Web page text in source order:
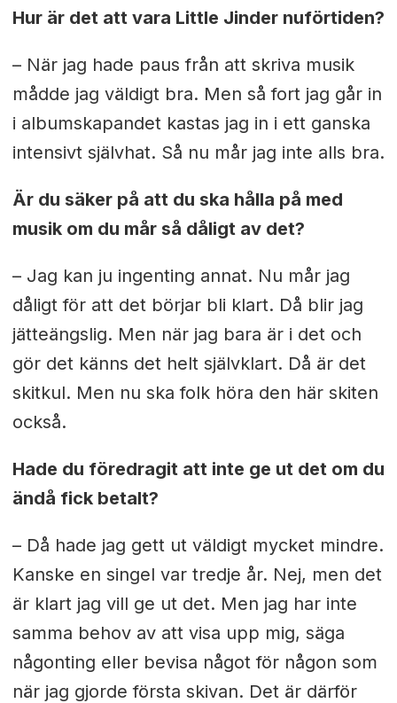
Hur är det att vara Little Jinder nuförtiden?
– När jag hade paus från att skriva musik
mådde jag väldigt bra. Men så fort jag går in
i albumskapandet kastas jag in i ett ganska
intensivt självhat. Så nu mår jag inte alls bra.
Är du säker på att du ska hålla på med
musik om du mår så dåligt av det?
– Jag kan ju ingenting annat. Nu mår jag
dåligt för att det börjar bli klart. Då blir jag
jätteängslig. Men när jag bara är i det och
gör det känns det helt självklart. Då är det
skitkul. Men nu ska folk höra den här skiten
också.
Hade du föredragit att inte ge ut det om du
ändå fick betalt?
– Då hade jag gett ut väldigt mycket mindre.
Kanske en singel var tredje år. Nej, men det
är klart jag vill ge ut det. Men jag har inte
samma behov av att visa upp mig, säga
någonting eller bevisa något för någon som
när jag gjorde första skivan. Det är därför